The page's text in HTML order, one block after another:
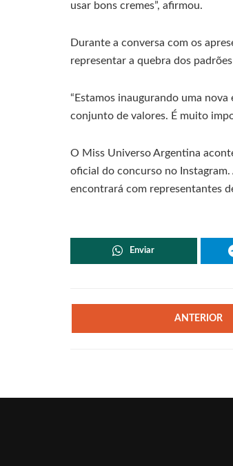
usar bons cremes”, afirmou.
Durante a conversa com os
representar a quebra dos
“Estamos inaugurando uma
conjunto de valores. É muito
O Miss Universo Argentina
oficial do concurso no
encontrará com representantes
Enviar
ANTERIOR